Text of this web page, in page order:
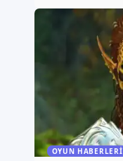
OYUN HABERLERI